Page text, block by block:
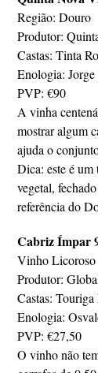
Região: Douro
Produtor:
Castas: Tinta
Enologia:
PVP: €90
A vinha
mostrar algum
ajuda o
Dica: este é
vegetal,
referência do
Cabriz Ímpar
Vinho Licoroso
Produtor:
Castas:
Enologia:
PVP: €27,50
O vinho não